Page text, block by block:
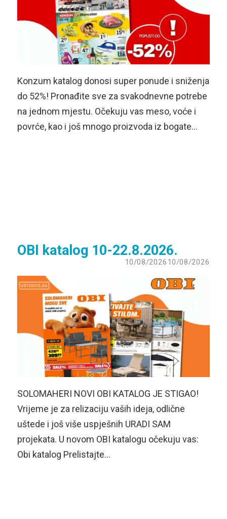
Konzum katalog donosi super ponude i sniženja
do 52%! Pronađite sve za svakodnevne potrebe
na jednom mjestu. Očekuju vas meso, voće i
povrće, kao i još mnogo proizvoda iz bogate…
OBI katalog 10-22.8.2026.
10/08/2026 10/08/2026
SOLOMAHERI NOVI OBI KATALOG JE STIGAO!
Vrijeme je za relizaciju vaših ideja, odlične
uštede i još više uspješnih URADI SAM
projekata. U novom OBI katalogu očekuju vas:
Obi katalog Prelistajte…